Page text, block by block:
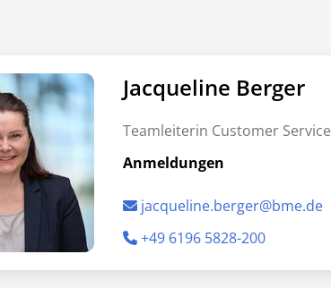
Jacqueline Berger
Teamleiterin Customer Service
Anmeldungen
jacqueline.berger@bme.de
+49 6196 5828-200